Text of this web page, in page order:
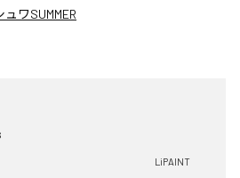
ワSUMMER
LiPAINT